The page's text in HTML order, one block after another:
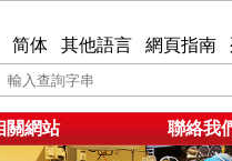
简体 其他語言 網頁指南
關網站 聯絡我